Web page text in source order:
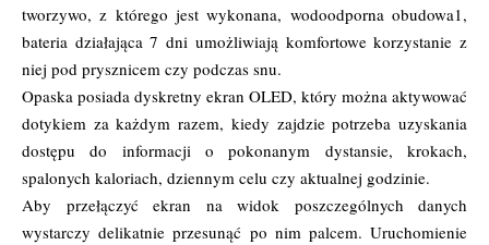
tworzywo, z którego jest wykonana, wodoodporna obudowa​1,
bateria działająca 7 dni umożliwiają komfortowe korzystanie z
niej pod prysznicem czy podczas snu.
Opaska posiada dyskretny ekran OLED, który można aktywować
dotykiem za każdym razem, kiedy zajdzie potrzeba uzyskania
dostępu do informacji o pokonanym dystansie, krokach,
spalonych kaloriach, dziennym celu czy aktualnej godzinie.
Aby przełączyć ekran na widok poszczególnych danych
wystarczy delikatnie przesunąć po nim palcem. Uruchomienie